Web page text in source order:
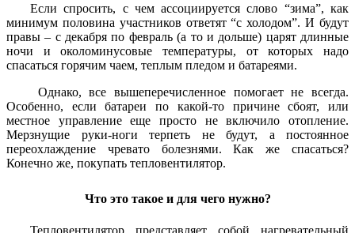
Если спросить, с чем ассоциируется слово “зима”, как
минимум половина участников ответят “с холодом”. И будут
правы – с декабря по февраль (а то и дольше) царят длинные
ночи и околоминусовые температуры, от которых надо
спасаться горячим чаем, теплым пледом и батареями.
Однако, все вышеперечисленное помогает не всегда.
Особенно, если батареи по какой-то причине сбоят, или
местное управление еще просто не включило отопление.
Мерзнущие руки-ноги терпеть не будут, а постоянное
переохлаждение чревато болезнями. Как же спасаться?
Конечно же, покупать тепловентилятор.
Что это такое и для чего нужно?
Тепловентилятор представляет собой нагревательный